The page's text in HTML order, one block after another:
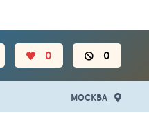
0 0
МОСКВА